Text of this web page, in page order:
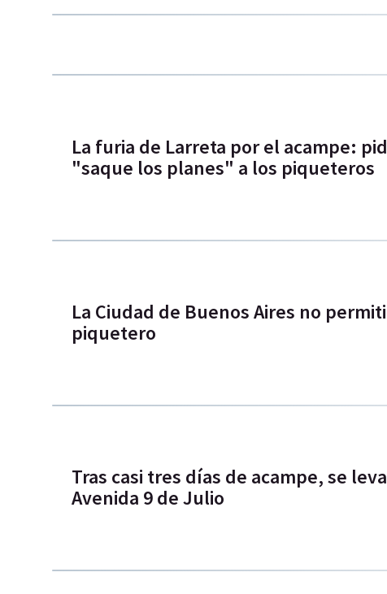
La furia de Larreta por el acampe:
"saque los planes" a los piqueteros
La Ciudad de Buenos Aires no
piquetero
Tras casi tres días de acampe, se
Avenida 9 de Julio